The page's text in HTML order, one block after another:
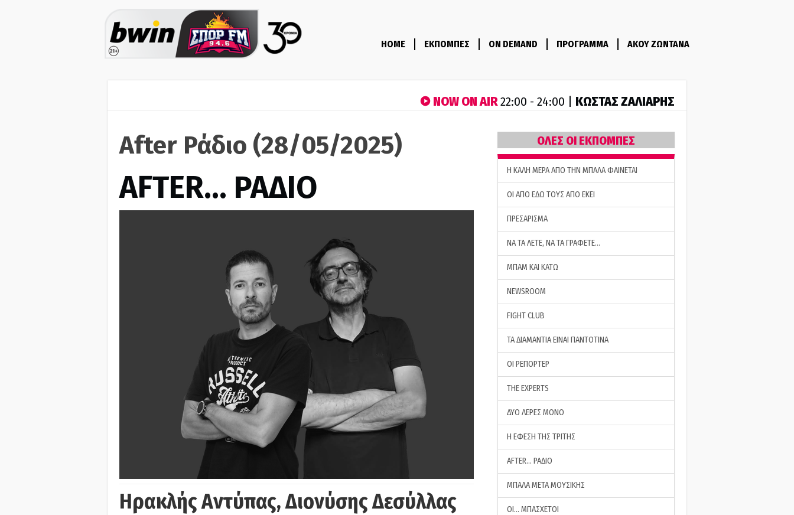
HOME ΕΚΠΟΜΠΕΣ ON DEMAND ΠΡΟΓΡΑΜΜΑ ΑΚΟΥ ΖΩΝΤΑΝΑ
NOW ON AIR22:00 - 24:00 | ΚΩΣΤΑΣ ΖΑΛΙΑΡΗΣ
After Ράδιο (28/05/2025)
AFTER… ΡΑΔΙΟ
Ηρακλής Αντύπας, Διονύσης Δεσύλλας
ΟΛΕΣ ΟΙ ΕΚΠΟΜΠΕΣ
H ΚΑΛΗ ΜΕΡΑ ΑΠΟ ΤΗΝ ΜΠΑΛΑ ΦΑΙΝΕΤΑΙ
ΟΙ ΑΠΟ ΕΔΩ ΤΟΥΣ ΑΠΟ ΕΚΕΙ
ΠΡΕΣΑΡΙΣΜΑ
ΝΑ ΤΑ ΛΕΤΕ, ΝΑ ΤΑ ΓΡΑΦΕΤΕ…
ΜΠΑΜ ΚΑΙ ΚΑΤΩ
NEWSROOM
FIGHT CLUB
ΤΑ ΔΙΑΜΑΝΤΙΑ ΕΙΝΑΙ ΠΑΝΤΟΤΙΝΑ
ΟΙ ΡΕΠΟΡΤΕΡ
THE EXPERTS
ΔΥΟ ΛΕΡΕΣ ΜΟΝΟ
Η ΕΦΕΣΗ ΤΗΣ ΤΡΙΤΗΣ
AFTER… ΡΑΔΙΟ
ΜΠΑΛΑ ΜΕΤΑ ΜΟΥΣΙΚΗΣ
ΟΙ… ΜΠΑΣΧΕΤΟΙ